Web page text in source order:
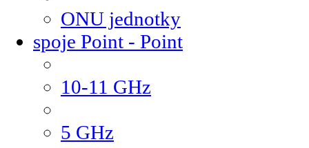
ONU jednotky
spoje Point - Point
10-11 GHz
5 GHz